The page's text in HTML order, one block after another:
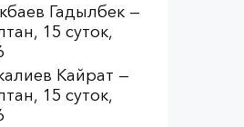
Гадылбек —
15 суток,
Кайрат —
15 суток,